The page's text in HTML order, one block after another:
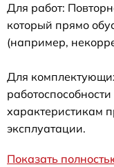
Для работ:
который прямо
(например,
Для
характеристикам
эксплуатации.
Показать